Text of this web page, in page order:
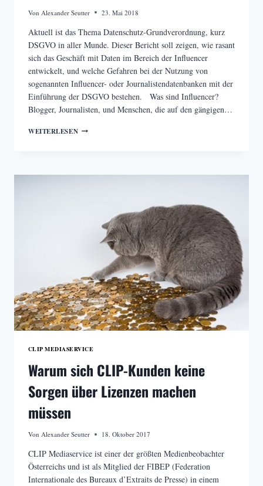
Von Alexander Seutter 23. Mai 2018
Aktuell ist das Thema Datenschutz-Grundverordnung, kurz
DSGVO in aller Munde. Dieser Bericht soll zeigen, wie rasant
sich das Geschäft mit Daten im Bereich der Influencer
entwickelt, und welche Gefahren bei der Nutzung von
sogenannten Influencer- oder Journalistendatenbanken mit der
Einführung der DSGVO bestehen. Was sind Influencer?
Blogger, Journalisten, und Menschen, die auf den gängigen…
WEITERLESENINFLUENCER
CLIP MEDIASERVICE
Warum sich CLIP-Kunden keine
Sorgen über Lizenzen machen
müssen
Von Alexander Seutter 18. Oktober 2017
CLIP Mediaservice ist einer der größten Medienbeobachter
Österreichs und ist als Mitglied der FIBEP (Federation
Internationale des Bureaux d’Extraits de Presse) in einem